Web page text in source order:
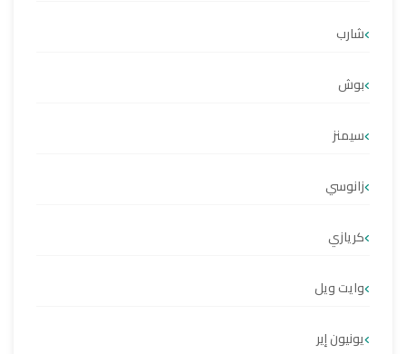
شارب
بوش
سيمنز
زانوسي
كريازي
وايت ويل
يونيون إير